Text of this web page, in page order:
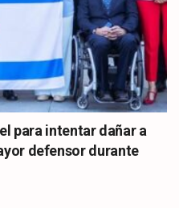
para intentar dañar a
defensor durante